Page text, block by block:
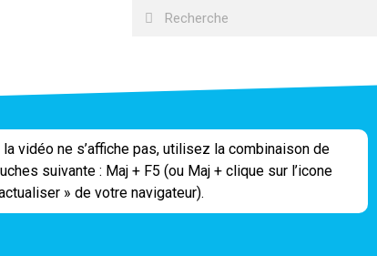
la vidéo ne s’affiche pas, utilisez la combinaison de
suivante : Maj + F5 (ou Maj + clique sur l’icone
» de votre navigateur).